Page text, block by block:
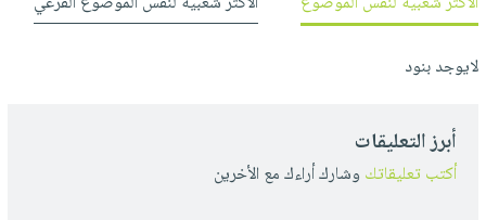
لايوجد بنود
أبرز التعليقات
أكتب تعليقاتك وشارك أراءك مع الأخرين